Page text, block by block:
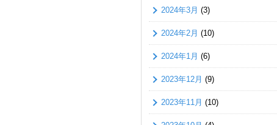
2024年3月 (3)
2024年2月 (10)
2024年1月 (6)
2023年12月 (9)
2023年11月 (10)